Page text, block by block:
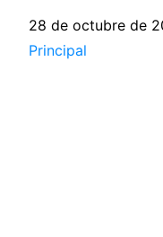
Fecha
28 de octubre de
Respecto a
Principal